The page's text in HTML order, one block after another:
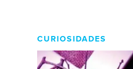
CURIOSIDADES